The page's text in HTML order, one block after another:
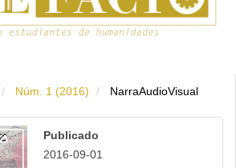
Núm. 1 (2016) NarraAudioVisual
Publicado
2016-09-01